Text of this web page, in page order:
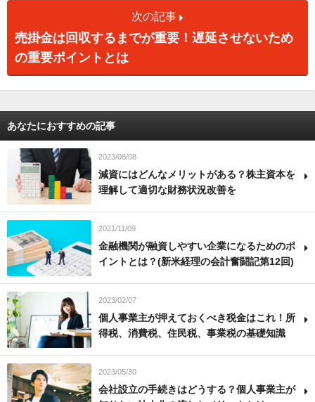
次の記事
売掛金は回収するまでが重要！遅延させないため
の重要ポイントとは
あなたにおすすめの記事
2023/08/08
減資にはどんなメリットがある？株主資本を
理解して適切な財務状況改善を
2021/11/09
金融機関が融資しやすい企業になるためのポ
イントとは？(新米経理の会計奮闘記第12回)
2023/02/07
個人事業主が押えておくべき税金はこれ！所
得税、消費税、住民税、事業税の基礎知識
2023/05/30
会社設立の手続きはどうする？個人事業主が